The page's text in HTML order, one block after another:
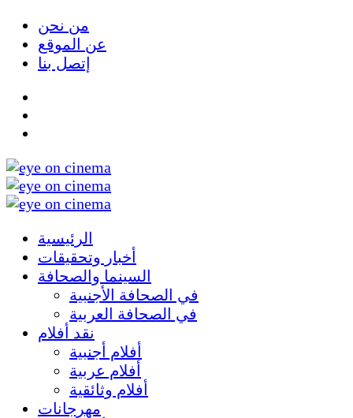
من نحن
عن الموقع
إتصل بنا
الرئيسية
أخبار وتحقيقات
السينما والصحافة
في الصحافة الأجنبية
في الصحافة العربية
نقد أفلام
أفلام أجنبية
أفلام عربية
أفلام وثائقية
مهرجانات